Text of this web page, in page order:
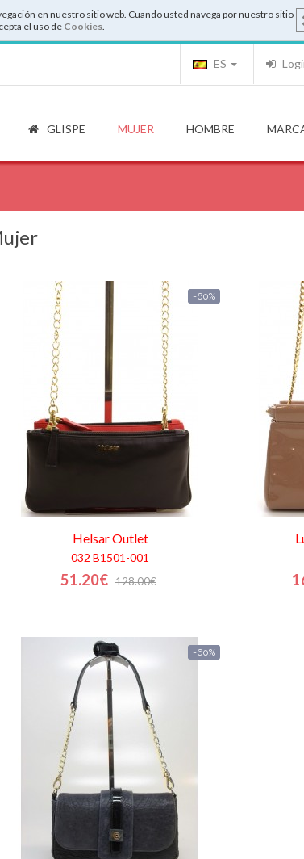
en nuestro sitio web. Cuando usted navega por nuestro sitio
el uso deCookies.
ES
GLISPE MUJER HOMBRE
-60%
HelsarOutlet
032 B1501-001
51.20€ 128.00€
-60%